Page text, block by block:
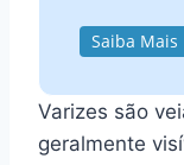
Saiba Mais
Varizes são
geralmente